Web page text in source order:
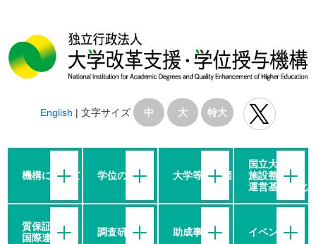
English | 文字サイズ 中 大 特大
機構について 学位の授与 大学等の評価
国立大学の
施設整備・
運営基盤強化
質保証・
国際連携
調査研究 助成事業 イベント